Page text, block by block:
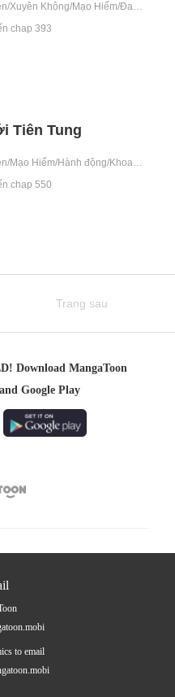
Huyền huyễn/Xuyên Không/Mạo Hiểm/Đang cập nhật/Cung đình/Nghịch tập/Hành động/Khoa học viễn tưởng/Siêu nhiên/Cổ đại/Lãnh tụ/Leo cao
chap 393
Tiên Tung
Huyền huyễn/Mạo Hiểm/Hành động/Khoa học viễn tưởng/Báo thù/Đánh quái thăng cấp/Tu tiên/Leo cao
chap 550
Trang sau
Download MangaToon
Google Play
to email